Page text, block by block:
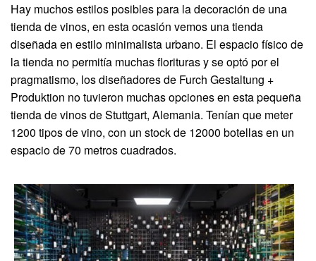
Hay muchos estilos posibles para la decoración de una
tienda de vinos, en esta ocasión vemos una tienda
diseñada en estilo minimalista urbano. El espacio físico de
la tienda no permitía muchas florituras y se optó por el
pragmatismo, los diseñadores de Furch Gestaltung +
Produktion no tuvieron muchas opciones en esta pequeña
tienda de vinos de Stuttgart, Alemania. Tenían que meter
1200 tipos de vino, con un stock de 12000 botellas en un
espacio de 70 metros cuadrados.